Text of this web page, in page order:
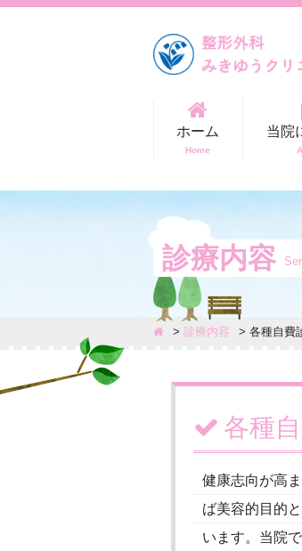
ホーム
Home
当院
診療内容
診療内容 各種自費
各種
健康志向が高
ば美容的目的
います。当院